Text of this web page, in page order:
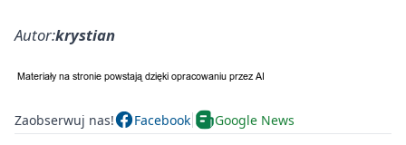
Autor:krystian
Zaobserwuj nas! Facebook Google News